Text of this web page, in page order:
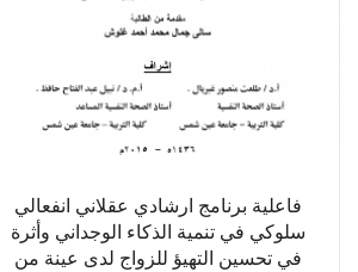
فاعلية برنامج ارشادي عقلاني انفعالي
سلوكي في تنمية الذكاء الوجداني وأثرة
في تحسين التهيؤ للزواج لدى عينة من